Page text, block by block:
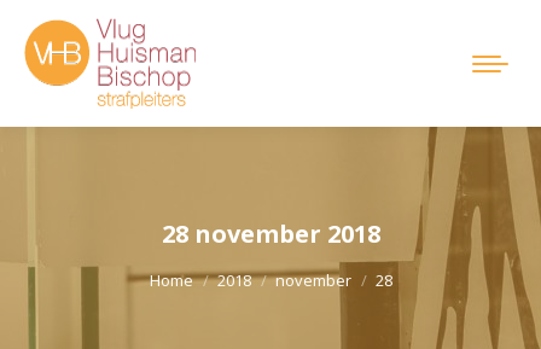
28 november 2018
Home 2018 november 28